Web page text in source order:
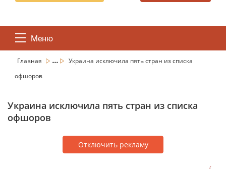
Меню
Главная ...
Украина исключила пять стран из списка
офшоров
Украина исключила пять стран из списка
офшоров
Отключить рекламу